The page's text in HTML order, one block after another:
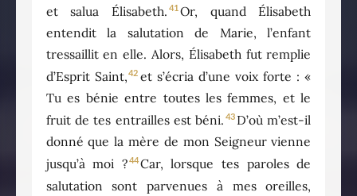
et salua Élisabeth. 41 Or, quand Élisabeth
entendit la salutation de Marie, l’enfant
tressaillit en elle. Alors, Élisabeth fut remplie
d’Esprit Saint,42 et s’écria d’une voix forte : «
Tu es bénie entre toutes les femmes, et le
fruit de tes entrailles est béni. 43 D’où m’est-il
donné que la mère de mon Seigneur vienne
jusqu’à moi ?44Car, lorsque tes paroles de
salutation sont parvenues à mes oreilles,